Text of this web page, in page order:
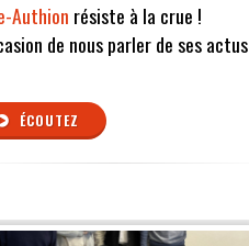
Authion résiste à la crue !
de nous parler de ses actus
ÉCOUTEZ